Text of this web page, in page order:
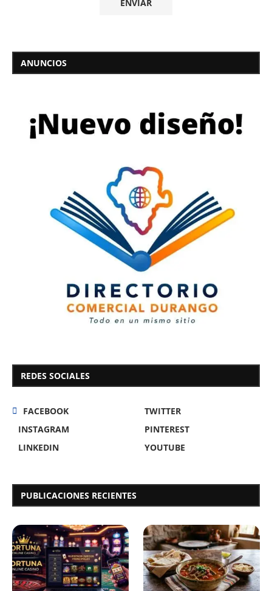
ANUNCIOS
REDES SOCIALES
FACEBOOK
TWITTER
INSTAGRAM
PINTEREST
LINKEDIN
YOUTUBE
PUBLICACIONES RECIENTES